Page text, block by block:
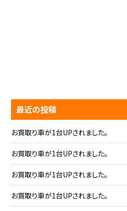
最近の投稿
お買取り車が1台UPされました。
お買取り車が1台UPされました。
お買取り車が1台UPされました。
お買取り車が1台UPされました。